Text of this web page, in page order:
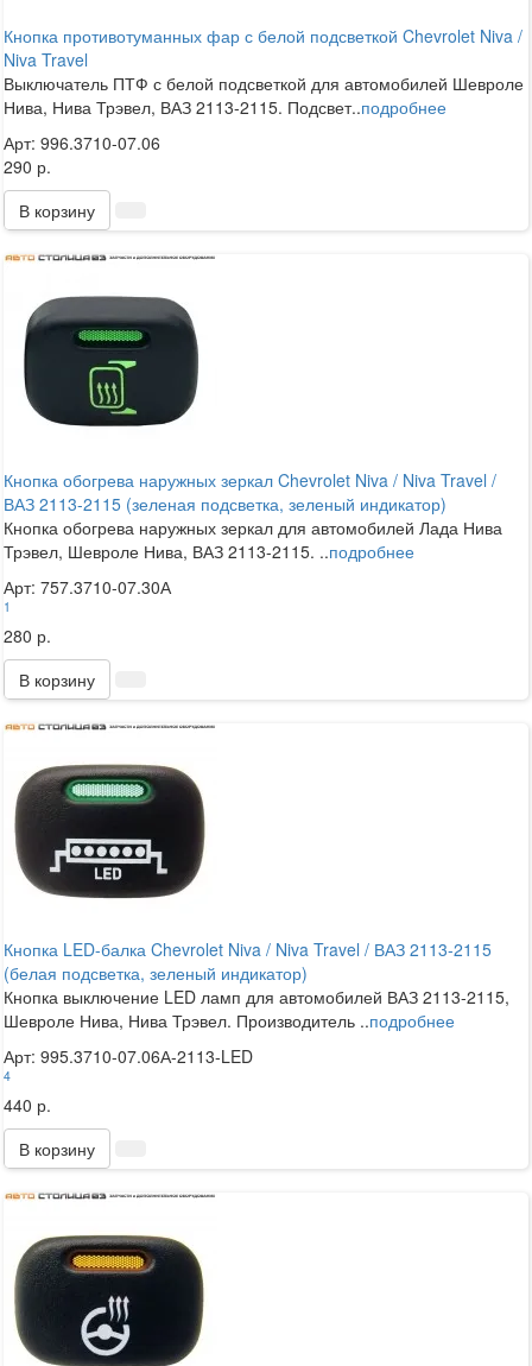
Кнопка противотуманных фар с белой подсветкой Chevrolet Niva /
Niva Travel
Выключатель ПТФ с белой подсветкой для автомобилей Шевроле
Нива, Нива Трэвел, ВАЗ 2113-2115. Подсвет..подробнее
Арт: 996.3710-07.06
290 р.
В корзину
Кнопка обогрева наружных зеркал Chevrolet Niva / Niva Travel /
ВАЗ 2113-2115 (зеленая подсветка, зеленый индикатор)
Кнопка обогрева наружных зеркал для автомобилей Лада Нива
Трэвел, Шевроле Нива, ВАЗ 2113-2115. ..подробнее
Арт: 757.3710-07.30А
1
280 р.
В корзину
Кнопка LED-балка Chevrolet Niva / Niva Travel / ВАЗ 2113-2115
(белая подсветка, зеленый индикатор)
Кнопка выключение LED ламп для автомобилей ВАЗ 2113-2115,
Шевроле Нива, Нива Трэвел. Производитель ..подробнее
Арт: 995.3710-07.06А-2113-LED
4
440 р.
В корзину